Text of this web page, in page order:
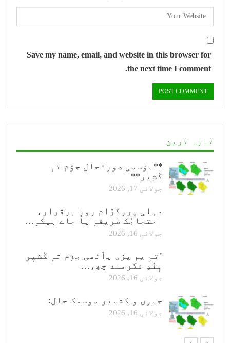
Save my name, email, and website in this browser for
the next time I comment.
تازہ ترین
**مؤسمی صورتحال جۆم تہٕ
کٔشِیر**
جولائی 17, 2026
دہلی پروگرٛام روزِ برقرار،
احتجاجُک طریقہٕ یا جاے ہیکہِ…
جولائی 16, 2026
"تمِ یم پزی پٲٹھی جۆم تہٕ کٔشیٖرِ
ہٕنٛدِ فکرمند چھِ،…
جولائی 16, 2026
جموں و کشمیر موسمک حال:
جولائی 16, 2026